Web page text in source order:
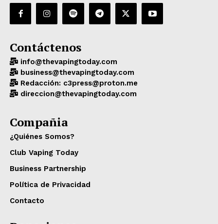
Contáctenos
info@thevapingtoday.com
business@thevapingtoday.com
Redacción: c3press@proton.me
direccion@thevapingtoday.com
Compañia
¿Quiénes Somos?
Club Vaping Today
Business Partnership
Política de Privacidad
Contacto